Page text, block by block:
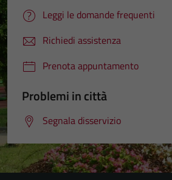
Leggi le domande frequenti
Richiedi assistenza
Prenota appuntamento
Problemi in città
Segnala disservizio